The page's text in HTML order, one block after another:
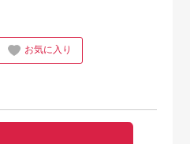
お気に入り